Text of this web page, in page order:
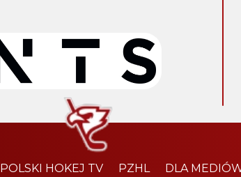
POLSKI HOKEJ TV PZHL DLA